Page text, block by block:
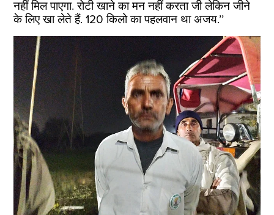
नहीं मिल पाएगा. रोटी खाने का मन नहीं करता जी लेकिन जीने
के लिए खा लेते हैं. 120 किलो का पहलवान था अजय.’’